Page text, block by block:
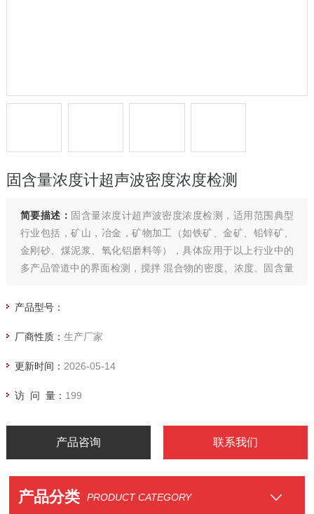
固含量浓度计超声波密度浓度检测
简要描述： 固含量浓度计超声波密度浓度检测，适用范围典型
行业包括，矿山，冶金，矿物加工（如铁矿、金矿、铅锌矿、
金刚砂、煤泥浆、氧化铝磨料等），具体应用于以上行业中的
多产品管道中的界面检测，搅拌 混合物的密度、浓度、固含量
产品型号：
厂商性质： 生产厂家
更新时间： 2026-05-14
访 问 量： 199
产品咨询 联系我们
产品分类 PRODUCT CATEGORY